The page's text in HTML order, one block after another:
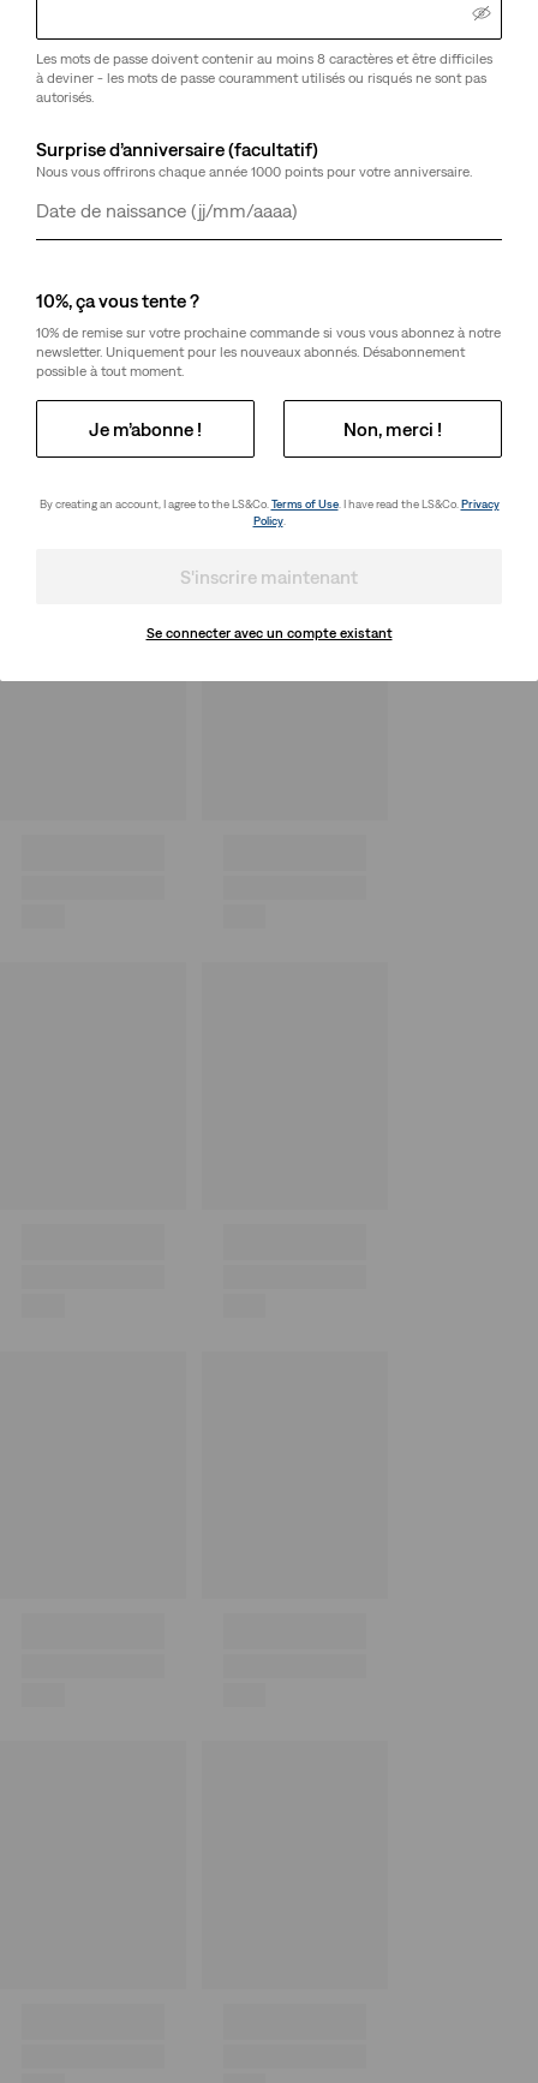
Les mots de passe doivent contenir au moins 8 caractères et être difficiles
à deviner - les mots de passe couramment utilisés ou risqués ne sont pas
autorisés.
Surprise d’anniversaire (facultatif)
Nous vous offrirons chaque année 1000 points pour votre anniversaire.
Jour
Mois
Année
10%, ça vous tente ?
10% de remise sur votre prochaine commande si vous vous abonnez à notre
newsletter. Uniquement pour les nouveaux abonnés. Désabonnement
possible à tout moment.
Je m’abonne ! Non, merci !
By creating an account, I agree to the LS&Co. Terms of Use. I have read the LS&Co. Privacy
Policy.
S'inscrire maintenant
Se connecter avec un compte existant